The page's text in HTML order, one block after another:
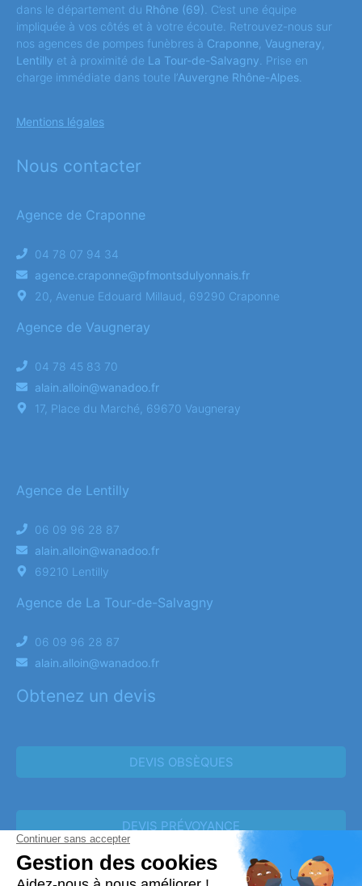
dans le département du Rhône (69) . C’est une équipe
impliquée à vos côtés et à votre écoute. Retrouvez-nous sur
nos agences de pompes funèbres à Craponne Vaugneray
Lentilly et à proximité de La Tour-de-Salvagny . Prise en
charge immédiate dans toute l’Auvergne Rhône-Alpes
Mentions légales
Nous contacter
Agence de Craponne
04 78 07 94 34
agence.craponne@pfmontsdulyonnais.fr
20, Avenue Edouard Millaud, 69290 Craponne
Agence de Vaugneray
04 78 45 83 70
alain.alloin@wanadoo.fr
17, Place du Marché, 69670 Vaugneray
Agence de Lentilly
06 09 96 28 87
alain.alloin@wanadoo.fr
69210 Lentilly
Agence de La Tour-de-Salvagny
06 09 96 28 87
alain.alloin@wanadoo.fr
Obtenez un devis
DEVIS OBSÈQUES
DEVIS PRÉVOYANCE